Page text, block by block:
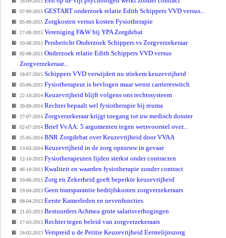
07-09-2015 GESTART onderzoek relatie Edith Schippers VVD versus...
05-09-2015 Zorgkosten versus kosten Fysiotherapie
17-08-2015 Vereniging F&W bij YPA Zorgdebat
10-08-2015 Persbericht Onderzoek Schippers vs Zorgverzekeraar
02-08-2015 Onderzoek relatie Edith Schippers VVD versus
Zorgverzekeraar...
18-07-2015 Schippers VVD verwijdert nu stiekem keuzevrijheid
03-06-2015 Fysiotherapeut is bevlogen maar wenst carriereswitch
22-10-2014 Keuzevrijheid blijft volgens ons rechtssysteem
20-09-2014 Rechter bepaalt wel fysiotherapie bij reuma
27-07-2014 Zorgverzekeraar krijgt toegang tot uw medisch dossier
02-07-2014 Brief VvAA: 5 argumenten tegen wetsvoorstel over...
25-05-2014 BNR Zorgdebat over Keuzevrijheid door VVAA
13-03-2014 Keuzevrijheid in de zorg opnieuw in gevaar
12-10-2013 Fysiotherapeuten lijden sterkst onder contracten
06-10-2013 Kwaliteit en waarden fysiotherapie zonder contract
19-06-2013 Zorg en Zekerheid geeft beperkte keuzevrijheid
19-04-2013 Geen transparantie bedrijfskosten zorgverzekeraars
08-04-2013 Eerste Kamerleden en nevenfuncties
21-03-2013 Bestuurders Achmea grote salarisverhogingen
17-03-2013 Rechter tegen beleid van zorgverzekeraars
24-02-2013 Verspreid u de Petitie Keuzevrijheid Eerstelijnszorg